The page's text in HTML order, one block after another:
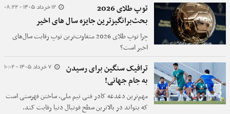
12 خرداد 1405 - 08:22
توپ طلای 2026
بحث‌برانگیزترین جایزه سال های اخیر
چرا توپ طلای 2026 متفاوت‌ترین توپ رقابت سال‌های
اخیر است؟
7 خرداد 1405 - 10:02
ترافیک سنگین برای رسیدن
به جام جهانی!
مهم‌ترین دغدغه کادر فنی تیم ملی، ساختن فهرستی است
که بتواند در بالاترین سطح فوتبال دنیا رقابت کند.